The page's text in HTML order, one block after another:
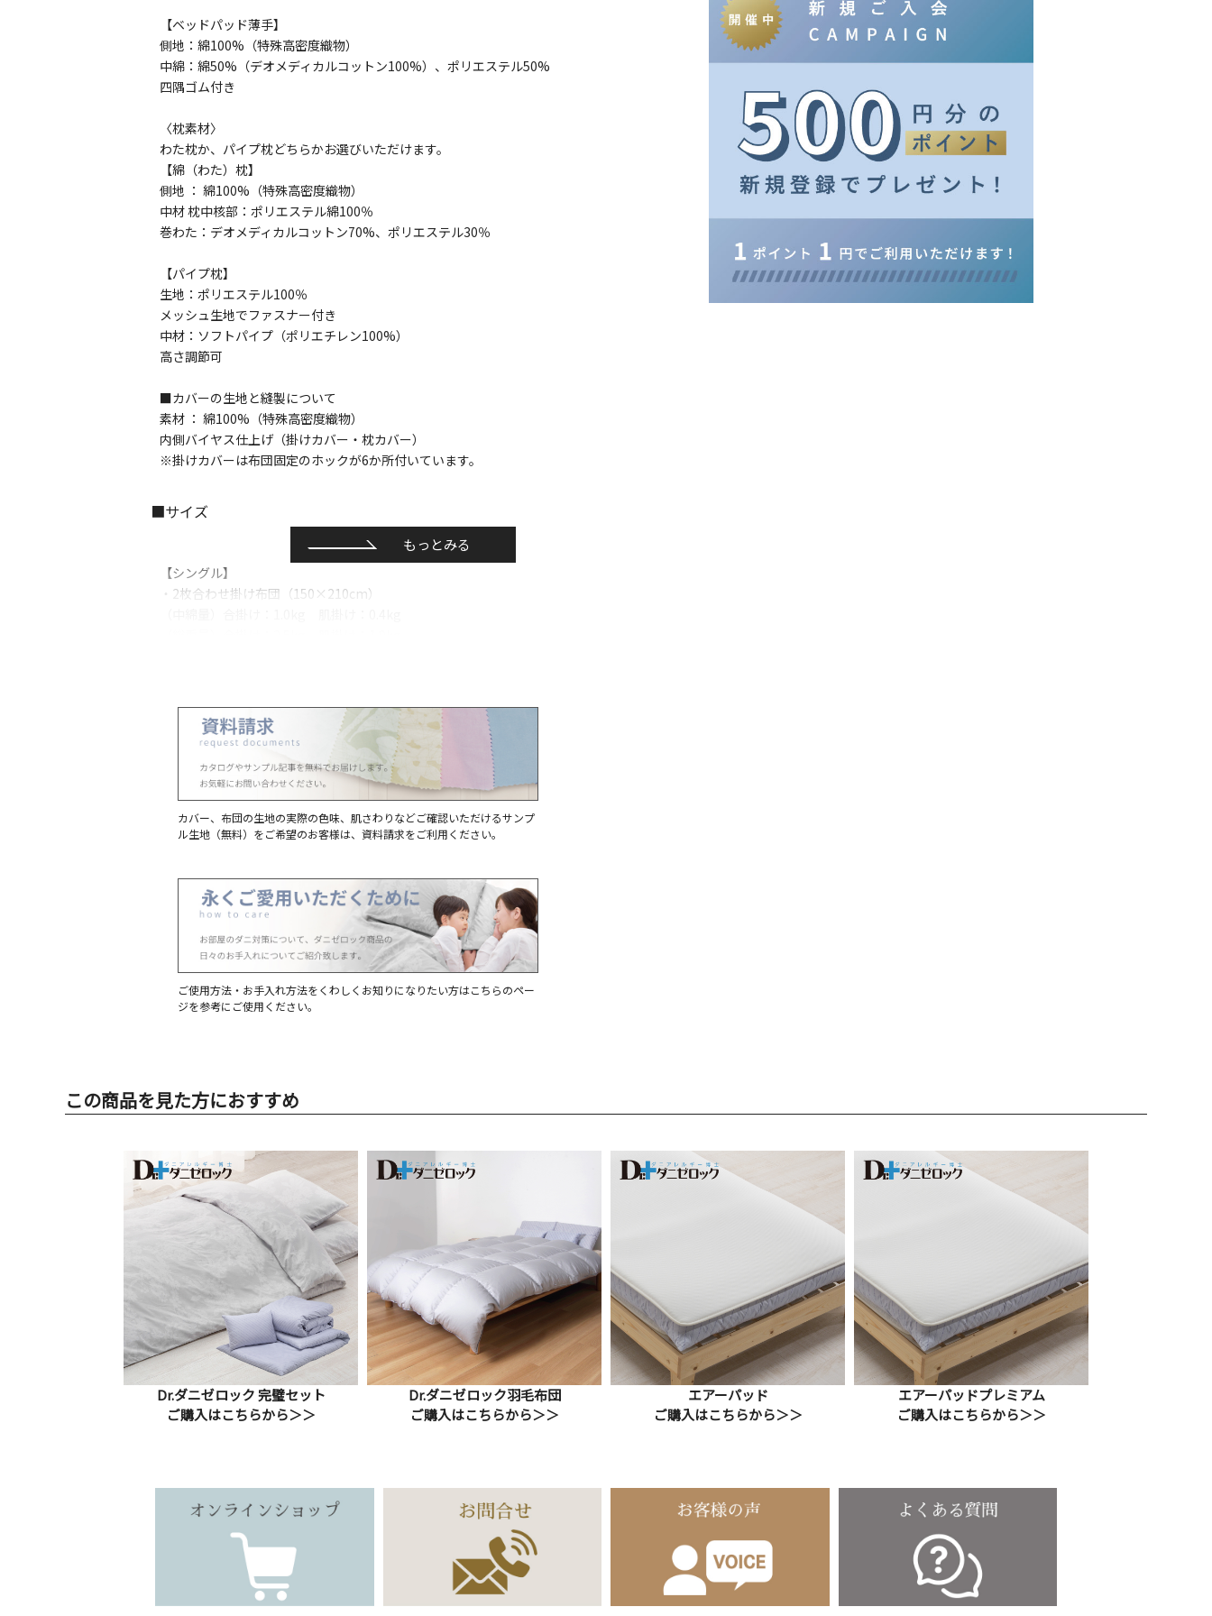
【ベッドパッド薄手】
側地：綿100%（特殊高密度織物）
中綿：綿50%（デオメディカルコットン100%）、ポリエステル50%
四隅ゴム付き
〈枕素材〉
わた枕か、パイプ枕どちらかお選びいただけます。
【綿（わた）枕】
側地 ： 綿100%（特殊高密度織物）
中材 枕中核部：ポリエステル綿100％
巻わた：デオメディカルコットン70%、ポリエステル30％
【パイプ枕】
生地：ポリエステル100％
メッシュ生地でファスナー付き
中材：ソフトパイプ（ポリエチレン100%）
高さ調節可
■カバーの生地と縫製について
素材 ： 綿100%（特殊高密度織物）
内側バイヤス仕上げ（掛けカバー・枕カバー）
※掛けカバーは布団固定のホックが6か所付いています。
■サイズ
もっとみる
【シングル】
・2枚合わせ掛け布団（150×210cm）
orパイプ枕(43×63cm 中身2.1kg)
・掛けカバー(150×210cm)
・ベッドシーツ(100×200×25cm)
・枕カバー＜大＞(43×63cm)
／各1個
【ダブル】
（中綿量）合掛け：1.2kg 肌掛け：0.6kg
（総重量）合掛け：3.17kg 肌掛け：2.57kg
・ベッドパッド(140×200cm 中綿0.7kg)
・肌掛け(190×210cm 中綿0.7kg)
・わた枕＜大＞(43×63cm 中綿0.5kg)
orパイプ枕(43×63cm 中身2.1kg)
・掛けカバー(190×210cm)
カバー、布団の生地の実際の色味、肌さわりなどご確認いただけるサンプ
ル生地（無料）をご希望のお客様は、資料請求をご利用ください。
ご使用方法・お手入れ方法をくわしくお知りになりたい方はこちらのペー
ジを参考にご使用ください。
この商品を見た方におすすめ
Dr.ダニゼロック完璧セット
ご購入はこちらから＞＞
Dr.ダニゼロック羽毛布団
ご購入はこちらから＞＞
エアーパッド
ご購入はこちらから＞＞
エアーパッドプレミアム
ご購入はこちらから＞＞